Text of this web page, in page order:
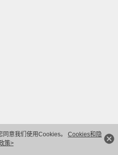
意我们使用Cookies。 Cookies和隐
策>